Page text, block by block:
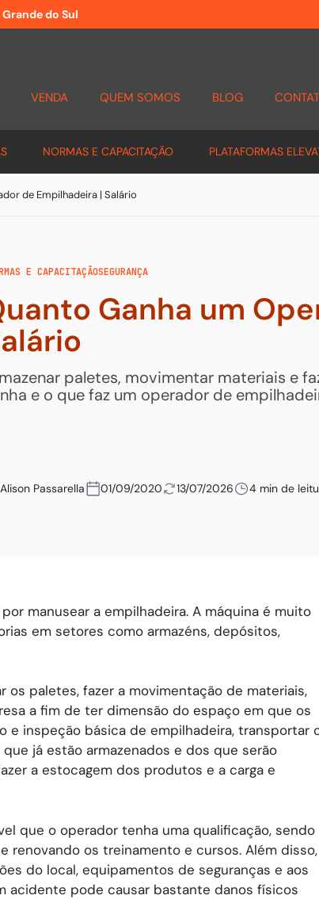
do Sul
VENDA QUEM SOMOS BLOG
NORMAS E CAPACITAÇÃO PLATAFORMAS
de Empilhadeira | Salário
E CAPACITAÇÃOSEGURANÇA
Ganha um
paletes, movimentar materiais e
e o que faz um operador de
Alison Passarella 01/09/2020 13/07/2026 4 min de
manusear a empilhadeira. A máquina é muito
em setores como armazéns, depósitos,
os paletes, fazer a movimentação de materiais,
a fim de ter dimensão do espaço em que os
e inspeção básica de empilhadeira, transportar
já estão armazenados e dos que serão
a estocagem dos produtos e a carga e
que o operador tenha uma qualificação, sendo
renovando os treinamento e cursos. Além
do local, equipamentos de seguranças e aos
acidente pode causar bastante danos físicos